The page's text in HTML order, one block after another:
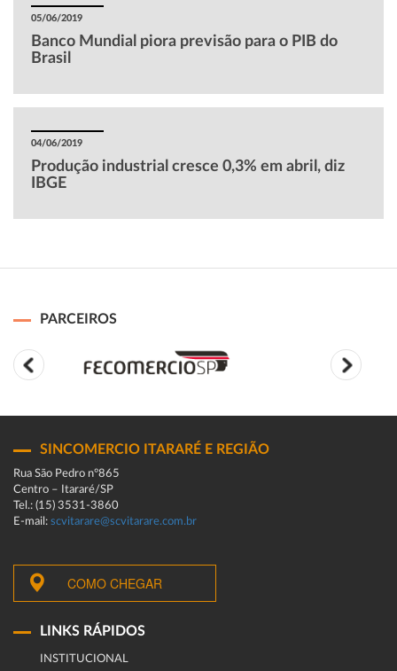
05/06/2019
Banco Mundial piora previsão para o PIB do
Brasil
04/06/2019
Produção industrial cresce 0,3% em abril, diz
IBGE
PARCEIROS
SINCOMERCIO ITARARÉ E REGIÃO
Rua São Pedro n°865
Centro – Itararé/SP
Tel.: (15) 3531-3860
E-mail: scvitarare@scvitarare.com.br
COMO CHEGAR
LINKS RÁPIDOS
INSTITUCIONAL